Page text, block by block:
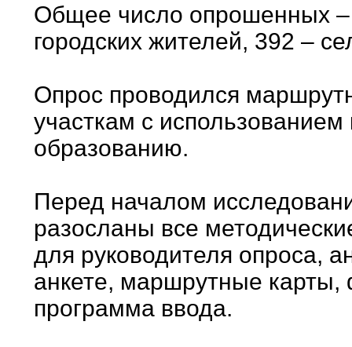
Общее число опрошенных
городских жителей, 392 –
Опрос проводился
участкам с использованием
образованию.
Перед началом
разосланы все
для руководителя опроса,
анкете, маршрутные карты,
программа ввода.